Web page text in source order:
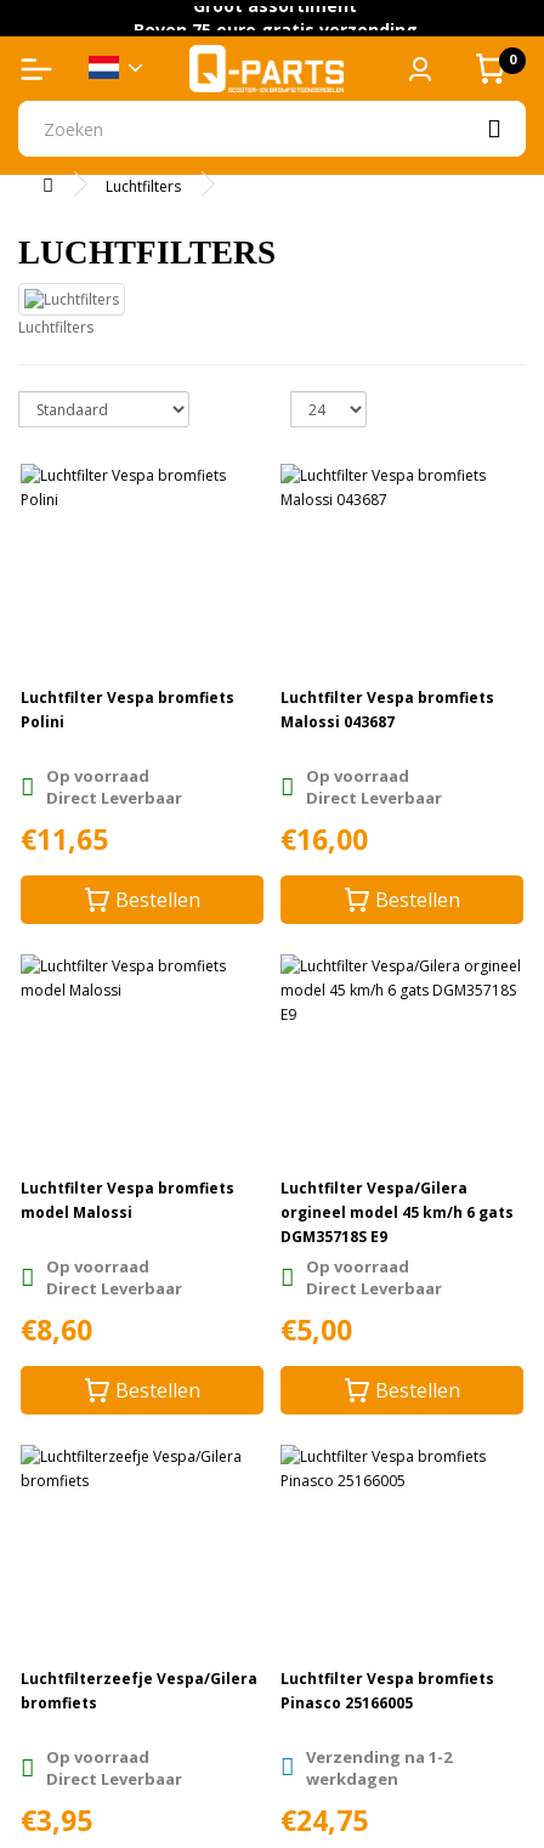
Groot assortiment
Boven 75 euro gratis verzending
0
Luchtfilters
LUCHTFILTERS
Luchtfilters
Luchtfilter Vespa bromfiets
Polini
Op voorraad
Direct Leverbaar
€11,65
Bestellen
Luchtfilter Vespa bromfiets
Malossi 043687
Op voorraad
Direct Leverbaar
€16,00
Bestellen
Luchtfilter Vespa bromfiets
model Malossi
Op voorraad
Direct Leverbaar
€8,60
Bestellen
Luchtfilter Vespa/Gilera
orgineel model 45 km/h 6 gats
DGM35718S E9
Op voorraad
Direct Leverbaar
€5,00
Bestellen
Luchtfilterzeefje Vespa/Gilera
bromfiets
Op voorraad
Direct Leverbaar
€3,95
Luchtfilter Vespa bromfiets
Pinasco 25166005
Verzending na 1-2
werkdagen
€24,75